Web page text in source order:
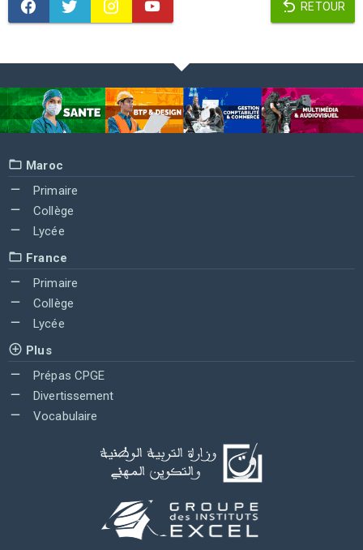
RETOUR
Maroc
Primaire
Collège
Lycée
France
Primaire
Collège
Lycée
Plus
Prépas CPGE
Divertissement
Vocabulaire